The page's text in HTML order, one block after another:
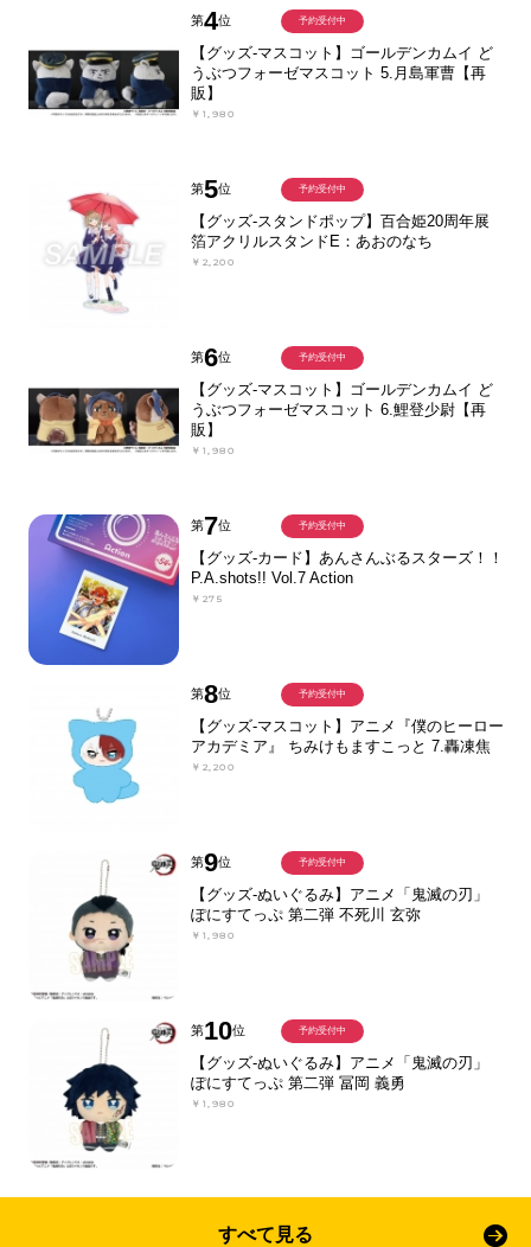
第4位
【グッズ-マスコット】ゴールデンカムイ ど
うぶつフォーゼマスコット 5.月島軍曹【再
販】
￥1,980
予約受付中
第5位
【グッズ-スタンドポップ】百合姫20周年展
箔アクリルスタンドE：あおのなち
￥2,200
予約受付中
第6位
【グッズ-マスコット】ゴールデンカムイ ど
うぶつフォーゼマスコット 6.鯉登少尉【再
販】
￥1,980
予約受付中
第7位
【グッズ-カード】あんさんぶるスターズ！！
P.A.shots!! Vol.7 Action
￥275
予約受付中
第8位
【グッズ-マスコット】アニメ『僕のヒーロー
アカデミア』 ちみけもますこっと 7.轟凍焦
￥2,200
予約受付中
第9位
【グッズ-ぬいぐるみ】アニメ「鬼滅の刃」
ぽにすてっぷ 第二弾 不死川 玄弥
￥1,980
予約受付中
第10位
【グッズ-ぬいぐるみ】アニメ「鬼滅の刃」
ぽにすてっぷ 第二弾 冨岡 義勇
￥1,980
予約受付中
すべて見る